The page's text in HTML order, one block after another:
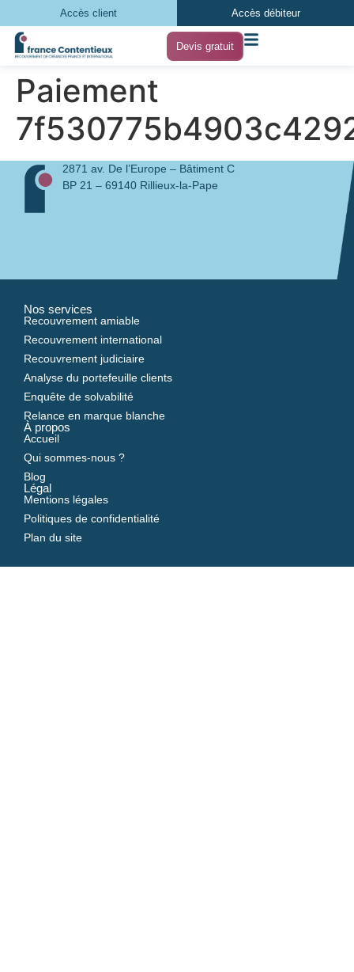
Accès client Accès débiteur
Devis gratuit
Paiement
2871 av. De l’Europe – Bâtiment C
BP 21 – 69140 Rillieux-la-Pape
Nos services
Recouvrement amiable
Recouvrement international
Recouvrement judiciaire
Analyse du portefeuille clients
Enquête de solvabilité
Relance en marque blanche
À propos
Accueil
Qui sommes-nous ?
Blog
Légal
Mentions légales
Politiques de confidentialité
Plan du site